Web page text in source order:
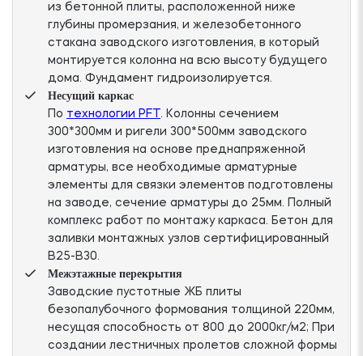
из бетонной плиты, расположенной ниже
глубины промерзания, и железобетонного
стакана заводского изготовления, в который
монтируется колонна на всю высоту будущего
дома. Фундамент гидроизолируется.
Несущий каркас
По технологии PFT. Колонны сечением
300*300мм и ригели 300*500мм заводского
изготовления на основе преднапряженной
арматуры, все необходимые арматурные
элементы для связки элементов подготовлены
на заводе, сечение арматуры до 25мм. Полный
комплекс работ по монтажу каркаса. Бетон для
заливки монтажных узлов сертифицированный
В25-В30.
Межэтажные перекрытия
Заводские пустотные ЖБ плиты
безопалубочного формования толщиной 220мм,
несущая способность от 800 до 2000кг/м2; При
создании лестничных пролетов сложной формы